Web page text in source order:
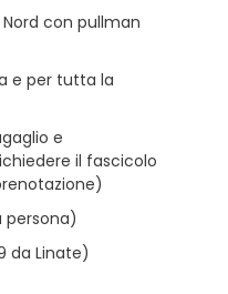
Nord con pullman
e per tutta la
e
il fascicolo
persona)
da Linate)